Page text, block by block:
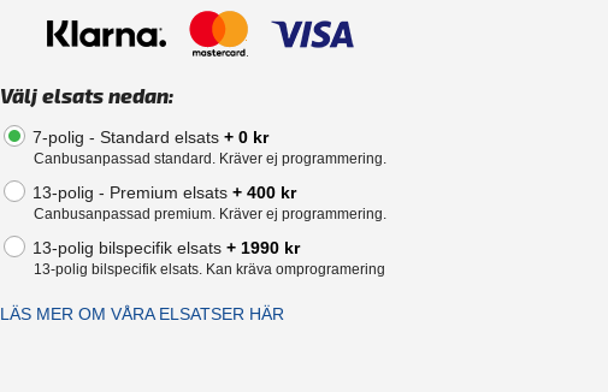
Välj elsats nedan:
7-polig - Standard elsats + 0 kr
Canbusanpassad standard. Kräver ej programmering.
13-polig - Premium elsats + 400 kr
Canbusanpassad premium. Kräver ej programmering.
13-polig bilspecifik elsats + 1990 kr
13-polig bilspecifik elsats. Kan kräva omprogramering
LÄS MER OM VÅRA ELSATSER HÄR